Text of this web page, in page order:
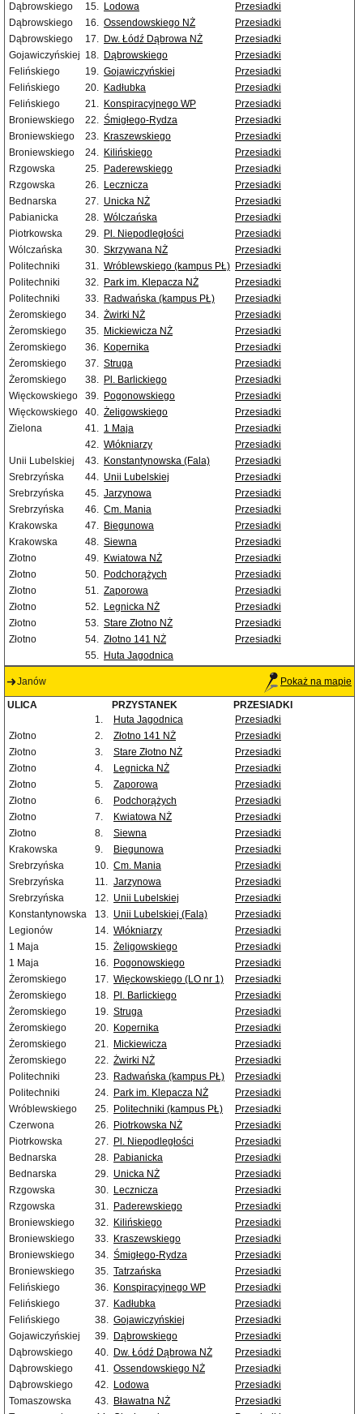
Dąbrowskiego
15. Lodowa
Przesiadki
Dąbrowskiego
16. Ossendowskiego NŻ
Przesiadki
Dąbrowskiego
17. Dw. Łódź Dąbrowa NŻ
Przesiadki
Gojawiczyńskiej 18. Dąbrowskiego
Przesiadki
Felińskiego
19. Gojawiczyńskiej
Przesiadki
Felińskiego
20. Kadłubka
Przesiadki
Felińskiego
21. Konspiracyjnego WP
Przesiadki
Broniewskiego
22. Śmigłego-Rydza
Przesiadki
Broniewskiego
23. Kraszewskiego
Przesiadki
Broniewskiego
24. Kilińskiego
Przesiadki
Rzgowska
25. Paderewskiego
Przesiadki
Rzgowska
26. Lecznicza
Przesiadki
Bednarska
27. Unicka NŻ
Przesiadki
Pabianicka
28. Wólczańska
Przesiadki
Piotrkowska
29. Pl. Niepodległości
Przesiadki
Wólczańska
30. Skrzywana NŻ
Przesiadki
Politechniki
31. Wróblewskiego (kampus PŁ) Przesiadki
Politechniki
32. Park im. Klepacza NŻ
Przesiadki
Politechniki
33. Radwańska (kampus PŁ)
Przesiadki
Żeromskiego
34. Żwirki NŻ
Przesiadki
Żeromskiego
35. Mickiewicza NŻ
Przesiadki
Żeromskiego
36. Kopernika
Przesiadki
Żeromskiego
37. Struga
Przesiadki
Żeromskiego
38. Pl. Barlickiego
Przesiadki
Więckowskiego
39. Pogonowskiego
Przesiadki
Więckowskiego
40. Żeligowskiego
Przesiadki
Zielona
41. 1 Maja
Przesiadki
42. Włókniarzy
Przesiadki
Unii Lubelskiej
43. Konstantynowska (Fala)
Przesiadki
Srebrzyńska
44. Unii Lubelskiej
Przesiadki
Srebrzyńska
45. Jarzynowa
Przesiadki
Srebrzyńska
46. Cm. Mania
Przesiadki
Krakowska
47. Biegunowa
Przesiadki
Krakowska
48. Siewna
Przesiadki
Złotno
49. Kwiatowa NŻ
Przesiadki
Złotno
50. Podchorążych
Przesiadki
Złotno
51. Zaporowa
Przesiadki
Złotno
52. Legnicka NŻ
Przesiadki
Złotno
53. Stare Złotno NŻ
Przesiadki
Złotno
54. Złotno 141 NŻ
Przesiadki
55. Huta Jagodnica
Janów Pokaż na mapie
ULICA PRZYSTANEK
PRZESIADKI
1.
Huta Jagodnica
Przesiadki
Złotno
2. Złotno 141 NŻ
Przesiadki
Złotno
3. Stare Złotno NŻ
Przesiadki
Złotno
4. Legnicka NŻ
Przesiadki
Złotno
5. Zaporowa
Przesiadki
Złotno
6. Podchorążych
Przesiadki
Złotno
7. Kwiatowa NŻ
Przesiadki
Złotno
8. Siewna
Przesiadki
Krakowska
9. Biegunowa
Przesiadki
Srebrzyńska
10. Cm. Mania
Przesiadki
Srebrzyńska
11. Jarzynowa
Przesiadki
Srebrzyńska
12. Unii Lubelskiej
Przesiadki
Konstantynowska
13. Unii Lubelskiej (Fala)
Przesiadki
Legionów
14. Włókniarzy
Przesiadki
1 Maja
15. Żeligowskiego
Przesiadki
1 Maja
16. Pogonowskiego
Przesiadki
Żeromskiego
17. Więckowskiego (LO nr 1)
Przesiadki
Żeromskiego
18. Pl. Barlickiego
Przesiadki
Żeromskiego
19. Struga
Przesiadki
Żeromskiego
20. Kopernika
Przesiadki
Żeromskiego
21. Mickiewicza
Przesiadki
Żeromskiego
22. Żwirki NŻ
Przesiadki
Politechniki
23. Radwańska (kampus PŁ)
Przesiadki
Politechniki
24. Park im. Klepacza NŻ
Przesiadki
Wróblewskiego
25. Politechniki (kampus PŁ)
Przesiadki
Czerwona
26. Piotrkowska NŻ
Przesiadki
Piotrkowska
27. Pl. Niepodległości
Przesiadki
Bednarska
28. Pabianicka
Przesiadki
Bednarska
29. Unicka NŻ
Przesiadki
Rzgowska
30. Lecznicza
Przesiadki
Rzgowska
31. Paderewskiego
Przesiadki
Broniewskiego
32. Kilińskiego
Przesiadki
Broniewskiego
33. Kraszewskiego
Przesiadki
Broniewskiego
34. Śmigłego-Rydza
Przesiadki
Broniewskiego
35. Tatrzańska
Przesiadki
Felińskiego
36. Konspiracyjnego WP
Przesiadki
Felińskiego
37. Kadłubka
Przesiadki
Felińskiego
38. Gojawiczyńskiej
Przesiadki
Gojawiczyńskiej
39. Dąbrowskiego
Przesiadki
Dąbrowskiego
40. Dw. Łódź Dąbrowa NŻ
Przesiadki
Dąbrowskiego
41. Ossendowskiego NŻ
Przesiadki
Dąbrowskiego
42. Lodowa
Przesiadki
Tomaszowska
43. Bławatna NŻ
Przesiadki